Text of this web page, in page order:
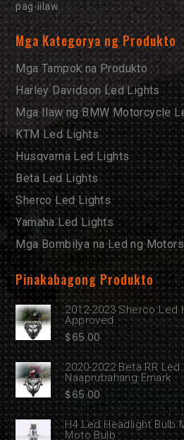
pag-iilaw.
Mga Kategorya ng Produkto
Mga Tampok na Produkto
Harley Davidson Led Lights
Mga Ilaw ng BMW Motorcycle
KTM Led Lights
Husqvarna Led Lights
Beta Led Lights
Sherco Led Lights
Yamaha Led Lights
Mga Bombilya na Led ng
Pinakabagong Produkto
2012-2023 Sherco Led
Approved
$65.00
2020-2022 Beta RR
Naaprubahang Emark
$65.00
H4 Led Headlight Bulb
Moto Bulb